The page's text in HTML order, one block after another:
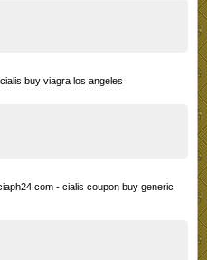
buy viagra los angeles
- cialis coupon buy generic